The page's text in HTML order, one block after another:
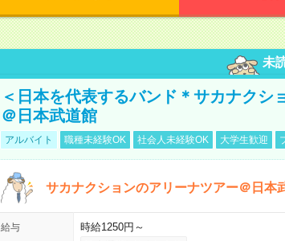
未
＜日本を代表するバンド＊サカナクシ
＠日本武道館
アルバイト 職種未経験OK 社会人未経験OK 大学生歓迎
サカナクションのアリーナツアー＠日本
給与 時給1250円～